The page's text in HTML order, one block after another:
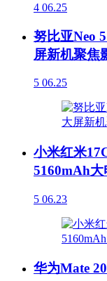
4 06.25
努比亚Neo
屏新机聚焦
5 06.25
小米红米
5160mAh
5 06.23
华为Mate